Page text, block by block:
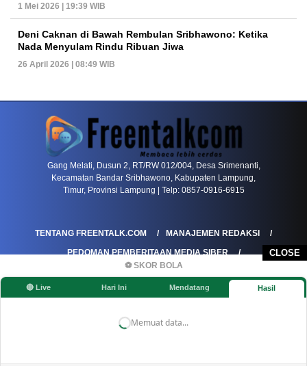
CLOSE
⚽ SKOR BOLA
🔴 Live Hari Ini Mendatang Hasil
Memuat data...
1 Mei 2026 | 19:39 WIB
Deni Caknan di Bawah Rembulan Sribhawono: Ketika
Nada Menyulam Rindu Ribuan Jiwa
26 April 2026 | 08:49 WIB
Gang Melati, Dusun 2, RT/RW 012/004, Desa Srimenanti,
Kecamatan Bandar Sribhawono, Kabupaten Lampung,
Timur, Provinsi Lampung | Telp: 0857-0916-6915
TENTANG FREENTALK.COM
MANAJEMEN REDAKSI
PEDOMAN PEMBERITAAN MEDIA SIBER
PEDOMAN PEMBERITAAN RAMAH ANAK
KOREKSI & KLARIFIKASI
KEBIJAKAN IKLAN / ADVERTORIAL